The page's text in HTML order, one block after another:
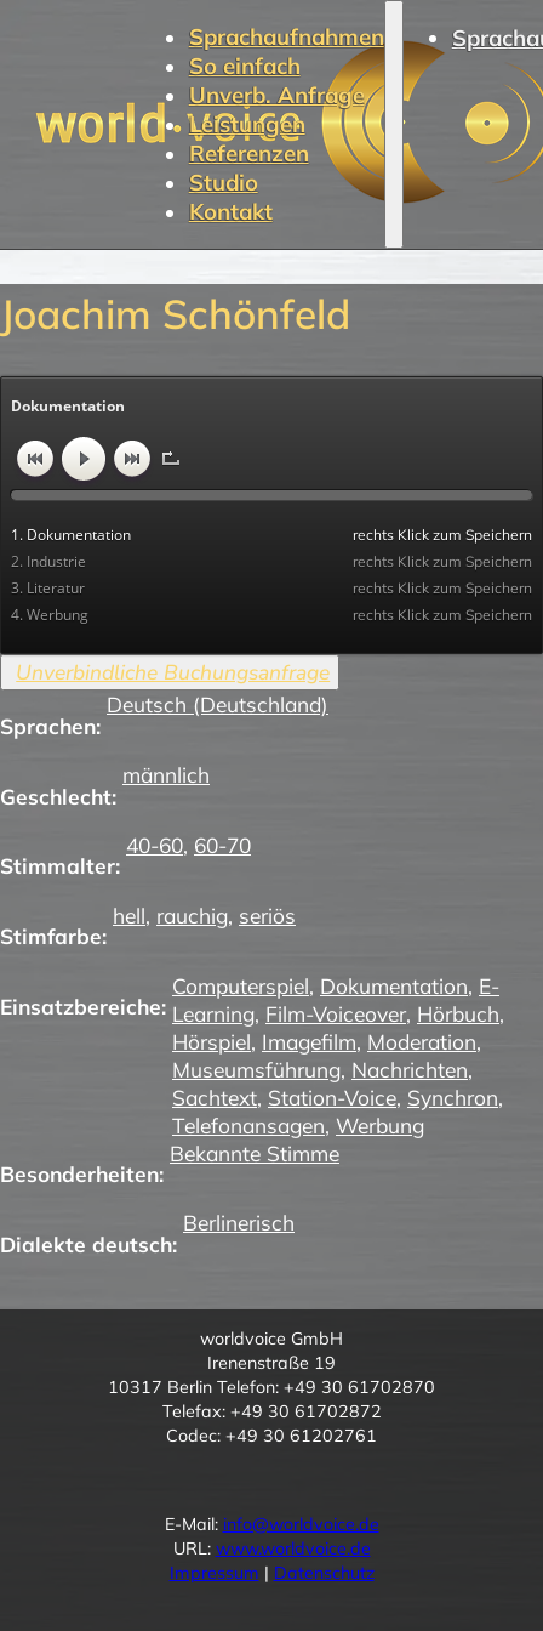
Sprachaufnahmen
So einfach
Unverb. Anfrage
Leistungen
Referenzen
Studio
Kontakt
Joachim Schönfeld
Dokumentation
1. Dokumentation rechts Klick zum Speichern
2. Industrie rechts Klick zum Speichern
3. Literatur rechts Klick zum Speichern
4. Werbung rechts Klick zum Speichern
Sprachen:
Deutsch (Deutschland)
Geschlecht:
männlich
Stimmalter:
40-60, 60-70
Stimfarbe:
hell, rauchig, seriös
Einsatzbereiche:
Computerspiel, Dokumentation, E-
Learning, Film-Voiceover, Hörbuch,
Hörspiel, Imagefilm, Moderation,
Museumsführung, Nachrichten,
Sachtext, Station-Voice, Synchron,
Telefonansagen, Werbung
Besonderheiten:
Bekannte Stimme
Dialekte deutsch:
Berlinerisch
worldvoice GmbH
Irenenstraße 19
10317 Berlin Telefon: +49 30 61702870
Telefax: +49 30 61702872
Codec: +49 30 61202761
E-Mail: info@worldvoice.de
URL: www.worldvoice.de
Impressum | Datenschutz